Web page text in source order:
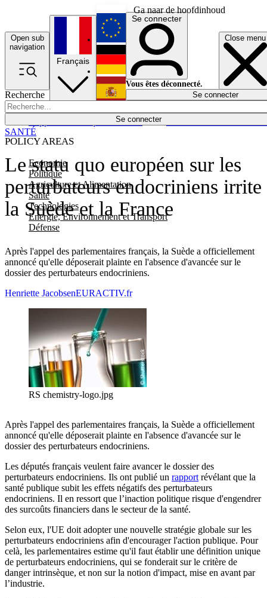
Ga naar de hoofdinhoud
Open sub
navigation
Close menu
Recherche
Se connecter
POLICY AREAS
Economie
Politique
Agriculture et Alimentation
Santé
Technologies
Energie, Environnement et Transport
Défense
Économie
Français
English
Deutsch
Español
Se connecter
Vous êtes déconnecté.
Se connecter
Le statu quo européen sur les
perturbateurs endocriniens irrite
la Suède et la France
Après l'appel des parlementaires français, la Suède a officiellement
annoncé qu'elle déposerait plainte en l'absence d'avancée sur le
dossier des perturbateurs endocriniens.
SANTÉ
Henriette JacobsenEURACTIV.fr
RS chemistry-logo.jpg
Après l'appel des parlementaires français, la Suède a officiellement
annoncé qu'elle déposerait plainte en l'absence d'avancée sur le
dossier des perturbateurs endocriniens.
Les députés français veulent faire avancer le dossier des
perturbateurs endocriniens. Ils ont publié un rapport révélant que la
santé publique subit les effets négatifs des perturbateurs
endocriniens. Il en ressort que l’inaction politique risque d'engendrer
des surcoûts financiers dans le secteur de la santé.
Selon eux, l'UE doit adopter une nouvelle stratégie globale sur les
perturbateurs endocriniens afin d'encourager l'action publique. Pour
celà, les parlementaires estime qu'il faut établir une définition unique
de perturbateurs endocriniens, qui se fonderait sur le critère de
danger intrinsèque, et non sur la notion d'impact, mise en avant par
l’industrie.